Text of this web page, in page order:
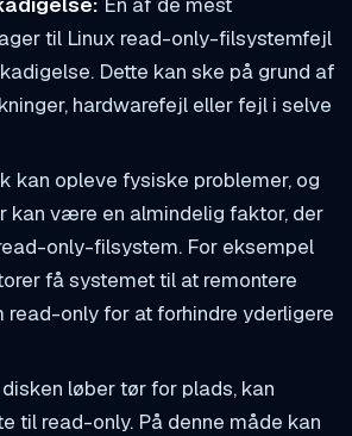
til Linux read-only-filsystemfejl
Dette kan ske på grund af
hardwarefejl eller fejl i selve
kan opleve fysiske problemer, og
kan være en almindelig faktor, der
only-filsystem. For eksempel
få systemet til at remontere
only for at forhindre yderligere
løber tør for plads, kan
til read-only. På denne måde kan